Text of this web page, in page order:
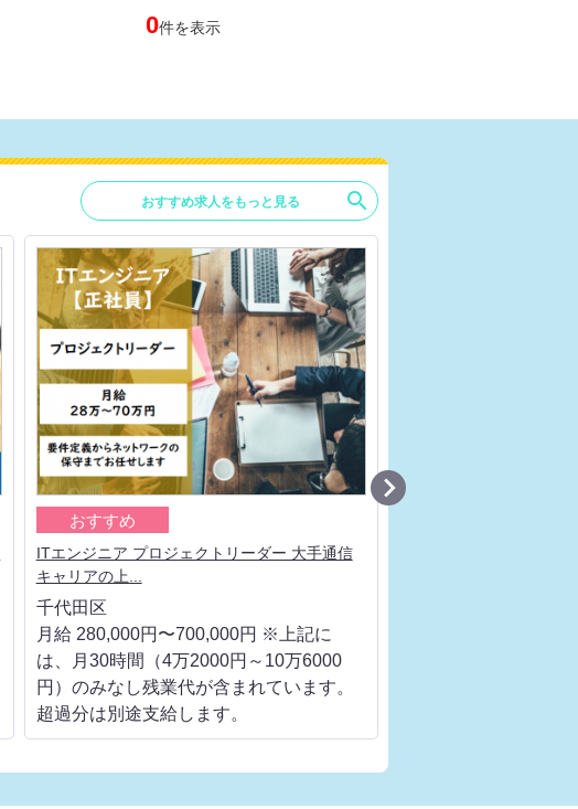
0件を表示
おすすめ求人をもっと見る search
おすすめ
ITエンジニア プロジェクトリーダー 大手通信
キャリアの上...
千代田区
月給 280,000円〜700,000円 ※上記に
は、月30時間（4万2000円～10万6000
円）のみなし残業代が含まれています。
超過分は別途支給します。
